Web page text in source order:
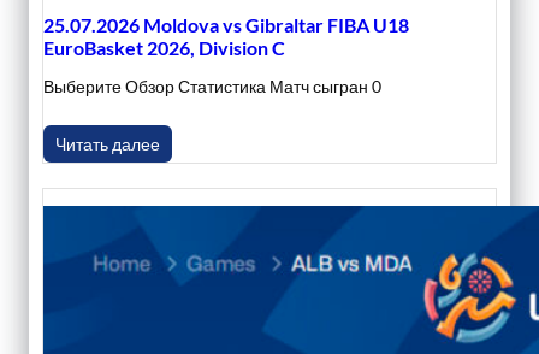
25.07.2026 Moldova vs Gibraltar FIBA U18
EuroBasket 2026, Division C
Выберите Обзор Статистика Матч сыгран 0
Читать далее